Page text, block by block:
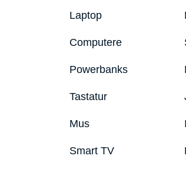
Laptop
Computere
Powerbanks
Tastatur
Mus
Smart TV